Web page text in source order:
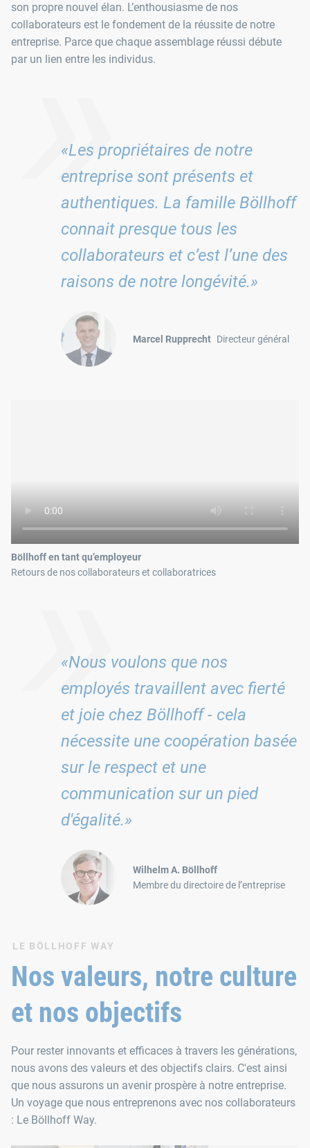
son propre nouvel élan. L’enthousiasme de nos
collaborateurs est le fondement de la réussite de notre
entreprise. Parce que chaque assemblage réussi débute
par un lien entre les individus.
«Les propriétaires de notre
entreprise sont présents et
authentiques. La famille Böllhoff
connait presque tous les
collaborateurs et c’est l’une des
raisons de notre longévité.»
Marcel Rupprecht Directeur général
»
Böllhoff en tant qu’employeur
Retours de nos collaborateurs et collaboratrices
«Nous voulons que nos
employés travaillent avec fierté
et joie chez Böllhoff - cela
nécessite une coopération basée
sur le respect et une
communication sur un pied
d'égalité.»
Wilhelm A. Böllhoff
Membre du directoire de l’entreprise
»
LE BÖLLHOFF WAY
Nos valeurs, notre culture
et nos objectifs
Pour rester innovants et efficaces à travers les générations,
nous avons des valeurs et des objectifs clairs. C'est ainsi
que nous assurons un avenir prospère à notre entreprise.
Un voyage que nous entreprenons avec nos collaborateurs
: Le Böllhoff Way.